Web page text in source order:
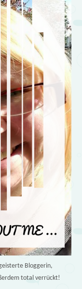
Bloggerin,
total verrückt!